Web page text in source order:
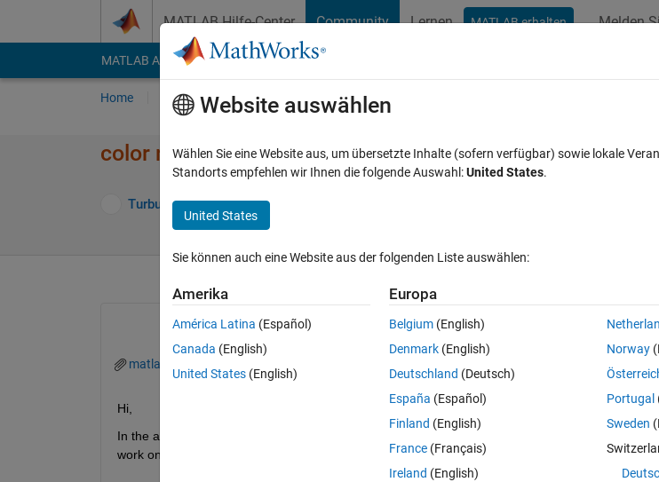
MATLAB Hilfe-Center Community Lernen MATLAB erhalten Melden
MATLAB Answers File Exchange Cody
Home Fragen Antworten Durchsuchen
color region in the plot based on the values
Turbulence Analysis 2 Nov. 2023
matlab.mat
Hi,
In the attached array, I need to color the region based on whenever A(:,2) is greater than 5. I
work only in 2023.
Website auswählen
Wählen Sie eine Website aus, um übersetzte Inhalte (sofern verfügbar) sowie lokale
Standorts empfehlen wir Ihnen die folgende Auswahl:United States.
United States
Sie können auch eine Website aus der folgenden Liste auswählen:
Amerika
América Latina (Español)
Canada (English)
United States (English)
Europa
Belgium (English)
Denmark (English)
Deutschland (Deutsch)
España (Español)
Finland (English)
France (Français)
Ireland (English)
Norway
Portugal
Sweden